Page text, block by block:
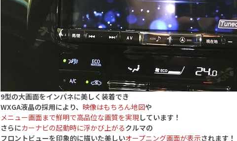
9型の大画面をインパネに美しく装着でき
WXGA液晶の採用により、 映像はもちろん地図や
メニュー画面まで鮮明で高品位な画質を実現しています！
さらにカーナビの起動時に浮かび上がるクルマの
フロントビューを印象的に描いた美しいオープニング画面が表示されます！